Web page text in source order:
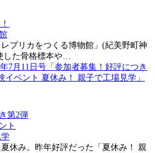
プリカをつくる博物館」(紀美野町神
した骨格標本や…
第2弾
ト
休み。昨年好評だった「夏休み！ 親